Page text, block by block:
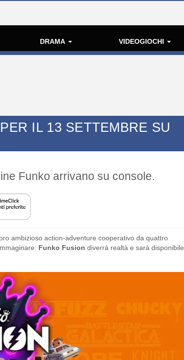
DRAMA VIDEOGIOCHI
IL 13 SETTEMBRE SU
Funko arrivano su console.
ambizioso action-adventure cooperativo da quattro
Funko Fusion diverrà realtà e sarà disponibile